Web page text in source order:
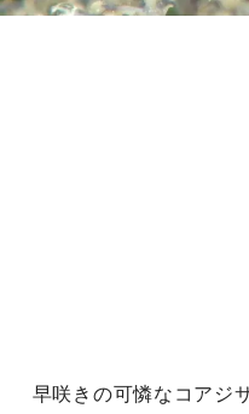
早咲きの可憐なコアジ